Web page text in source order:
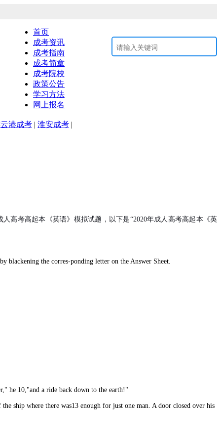
方信息以江苏省教育考试院www.jseea.cn为准。
咨询电话：0512-52936332
首页
成考资讯
成考指南
成考简章
成考院校
政策公告
学习方法
网上报名
港成考 | 淮安成考 |
高考高起本《英语》模拟试题，以下是“2020年成人高考高起本《英
blackening the corres-ponding letter on the Answer Sheet.
he 10,"and a ride back down to the earth!"
ship where there was13 enough for just one man. A door closed over his